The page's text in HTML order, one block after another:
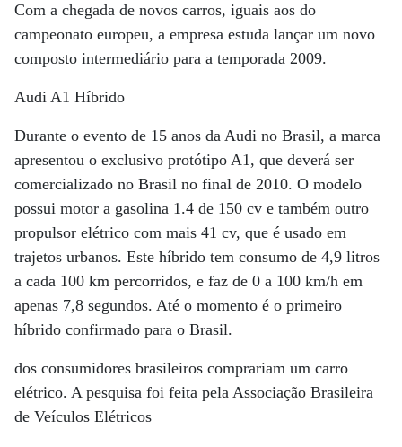
Com a chegada de novos carros, iguais aos do
campeonato europeu, a empresa estuda lançar um novo
composto intermediário para a temporada 2009.
Audi A1 Híbrido
Durante o evento de 15 anos da Audi no Brasil, a marca
apresentou o exclusivo protótipo A1, que deverá ser
comercializado no Brasil no final de 2010. O modelo
possui motor a gasolina 1.4 de 150 cv e também outro
propulsor elétrico com mais 41 cv, que é usado em
trajetos urbanos. Este híbrido tem consumo de 4,9 litros
a cada 100 km percorridos, e faz de 0 a 100 km/h em
apenas 7,8 segundos. Até o momento é o primeiro
híbrido confirmado para o Brasil.
dos consumidores brasileiros comprariam um carro
elétrico. A pesquisa foi feita pela Associação Brasileira
de Veículos Elétricos